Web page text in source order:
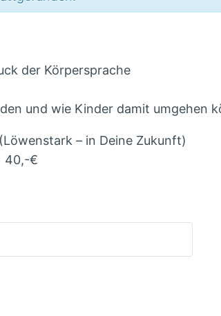
der Körpersprache
und wie Kinder damit umgehen
– in Deine Zukunft)
40,-€